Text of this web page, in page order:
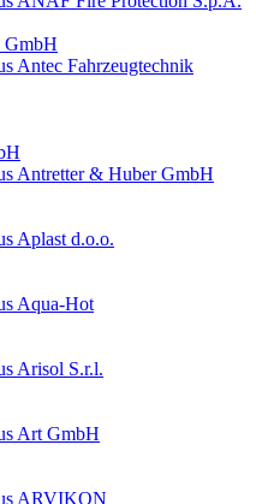
GmbH
Antec Fahrzeugtechnik
Antretter & Huber GmbH
Aplast d.o.o.
Aqua-Hot
Arisol S.r.l.
Art GmbH
ARVIKON